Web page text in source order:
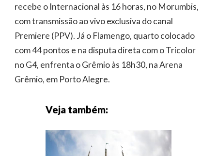
recebe o Internacional às 16 horas, no Morumbis,
com transmissão ao vivo exclusiva do canal
Premiere (PPV). Já o Flamengo, quarto colocado
com 44 pontos e na disputa direta com o Tricolor
no G4, enfrenta o Grêmio às 18h30, na Arena
Grêmio, em Porto Alegre.
Veja também: